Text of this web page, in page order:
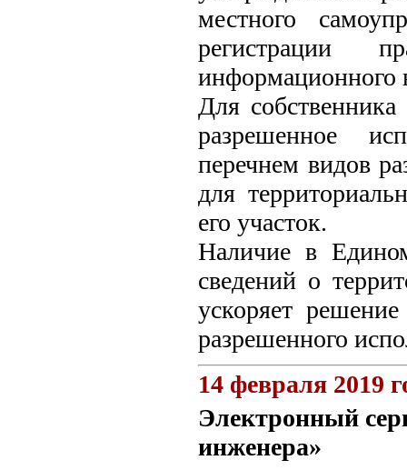
местного
регистрации
информационного
Для
разрешенное
перечнем видов
для
его участок.
Наличие в
сведений о
ускоряет
разрешенного
14 февраля 2019
Электронный
инженера»